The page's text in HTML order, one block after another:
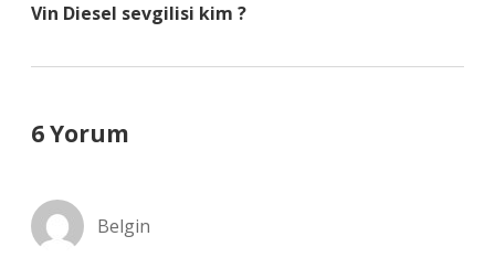
Vin Diesel sevgilisi kim ?
6 Yorum
Belgin